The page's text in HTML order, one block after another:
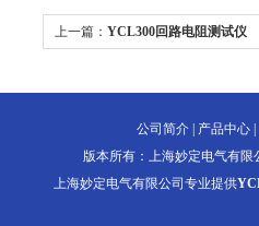
上一篇： YCL300回路电阻测试仪
公司简介 产品中心
版本所有：上海妙定电气有
上海妙定电气有限公司专业提供